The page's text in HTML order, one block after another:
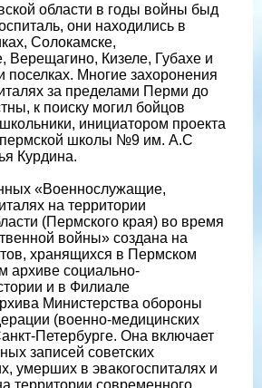
области в годы войны быд
они находились в
Солокамске,
Верещагино, Кизеле, Губахе и
поселках. Многие захоронения
за пределами Перми до
к поиску могил бойцов
инициатором проекта
пермской школы №9 им. А.С
Курдина.
«Военнослужащие,
на территории
(Пермского края) во время
войны» создана на
хранящихся в Пермском
архиве социально-
и в Филиале
Министерства обороны
(военно-медицинских
Петербурге. Она включает
записей советских
умерших в эвакогоспиталях и
территории современного